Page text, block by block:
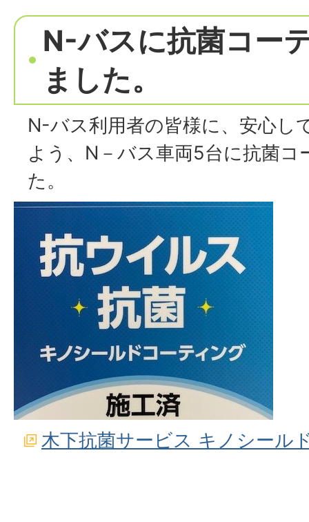
N-バスに抗菌コー
ました。
N-バス利用者の皆様に、安心し
よう、N－バス車両5台に抗菌
た。
木下抗菌サービス キノシール